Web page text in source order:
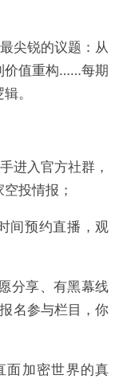
尖锐的议题：从
价值重构……每期
。
进入官方社群，
投情报；
间预约直播，观
分享、有黑幕线
名参与栏目，你
面加密世界的真